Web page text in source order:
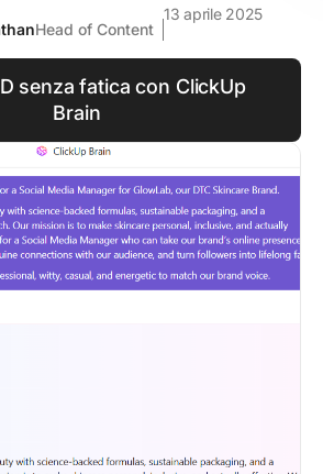
Head of Content
13 aprile 2025
senza fatica con ClickUp
Brain